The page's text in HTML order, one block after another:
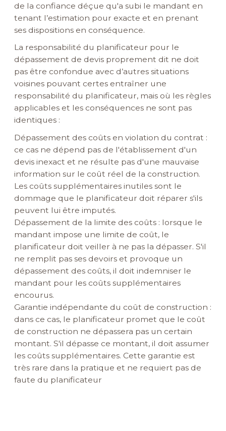
de la confiance déçue qu'a subi le mandant en
tenant l’estimation pour exacte et en prenant
ses dispositions en conséquence.
La responsabilité du planificateur pour le
dépassement de devis proprement dit ne doit
pas être confondue avec d’autres situations
voisines pouvant certes entraîner une
responsabilité du planificateur, mais où les règles
applicables et les conséquences ne sont pas
identiques :
Dépassement des coûts en violation du contrat :
ce cas ne dépend pas de l'établissement d'un
devis inexact et ne résulte pas d'une mauvaise
information sur le coût réel de la construction.
Les coûts supplémentaires inutiles sont le
dommage que le planificateur doit réparer s'ils
peuvent lui être imputés.
Dépassement de la limite des coûts : lorsque le
mandant impose une limite de coût, le
planificateur doit veiller à ne pas la dépasser. S'il
ne remplit pas ses devoirs et provoque un
dépassement des coûts, il doit indemniser le
mandant pour les coûts supplémentaires
encourus.
Garantie indépendante du coût de construction :
dans ce cas, le planificateur promet que le coût
de construction ne dépassera pas un certain
montant. S'il dépasse ce montant, il doit assumer
les coûts supplémentaires. Cette garantie est
très rare dans la pratique et ne requiert pas de
faute du planificateur